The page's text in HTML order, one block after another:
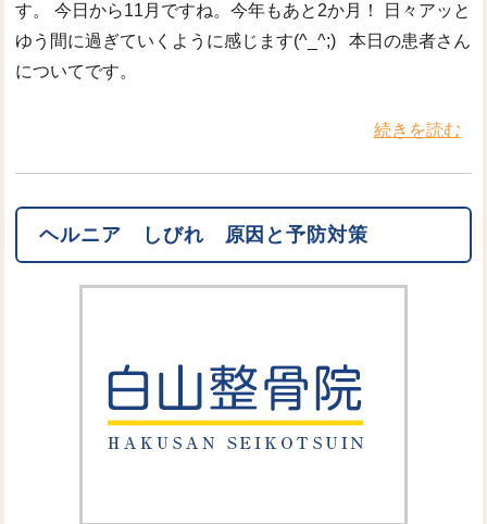
す。 今日から11月ですね。今年もあと2か月！ 日々アッと
ゆう間に過ぎていくように感じます(^_^;) 本日の患者さん
についてです。
続きを読む
ヘルニア しびれ 原因と予防対策